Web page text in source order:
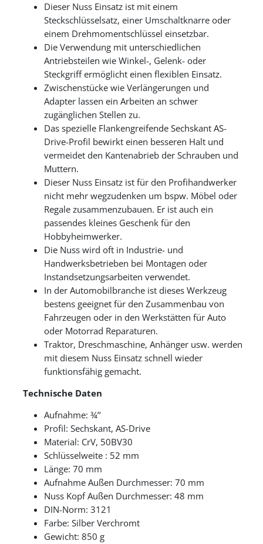
Dieser Nuss Einsatz ist mit einem
Steckschlüsselsatz, einer Umschaltknarre oder
einem Drehmomentschlüssel einsetzbar.
Die Verwendung mit unterschiedlichen
Antriebsteilen wie Winkel-, Gelenk- oder
Steckgriff ermöglicht einen flexiblen Einsatz.
Zwischenstücke wie Verlängerungen und
Adapter lassen ein Arbeiten an schwer
zugänglichen Stellen zu.
Das spezielle Flankengreifende Sechskant AS-
Drive-Profil bewirkt einen besseren Halt und
vermeidet den Kantenabrieb der Schrauben und
Muttern.
Dieser Nuss Einsatz ist für den Profihandwerker
nicht mehr wegzudenken um bspw. Möbel oder
Regale zusammenzubauen. Er ist auch ein
passendes kleines Geschenk für den
Hobbyheimwerker.
Die Nuss wird oft in Industrie- und
Handwerksbetrieben bei Montagen oder
Instandsetzungsarbeiten verwendet.
In der Automobilbranche ist dieses Werkzeug
bestens geeignet für den Zusammenbau von
Fahrzeugen oder in den Werkstätten für Auto
oder Motorrad Reparaturen.
Traktor, Dreschmaschine, Anhänger usw. werden
mit diesem Nuss Einsatz schnell wieder
funktionsfähig gemacht.
Technische Daten
Aufnahme: ¾’’
Profil: Sechskant, AS-Drive
Material: CrV, 50BV30
Schlüsselweite : 52 mm
Länge: 70 mm
Aufnahme Außen Durchmesser: 70 mm
Nuss Kopf Außen Durchmesser: 48 mm
DIN-Norm: 3121
Farbe: Silber Verchromt
Gewicht: 850 g